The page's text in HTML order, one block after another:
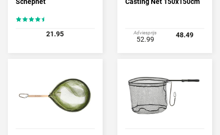
21.95 Adviesprijs
52.99
48.49